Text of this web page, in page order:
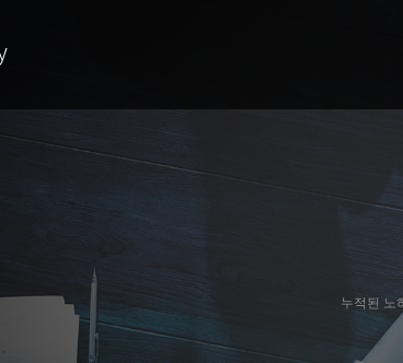
누적된 노